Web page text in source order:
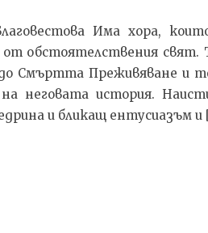
Има хора,
от обстоятелствения свят.
Смъртта Преживяване и
на неговата история.
и бликащ ентусиазъм и